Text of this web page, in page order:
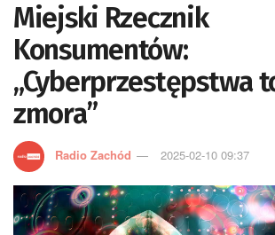
Miejski Rzecznik
Konsumentów:
„Cyberprzestępstwa
zmora”
Radio Zachód 2025-02-10 09:37